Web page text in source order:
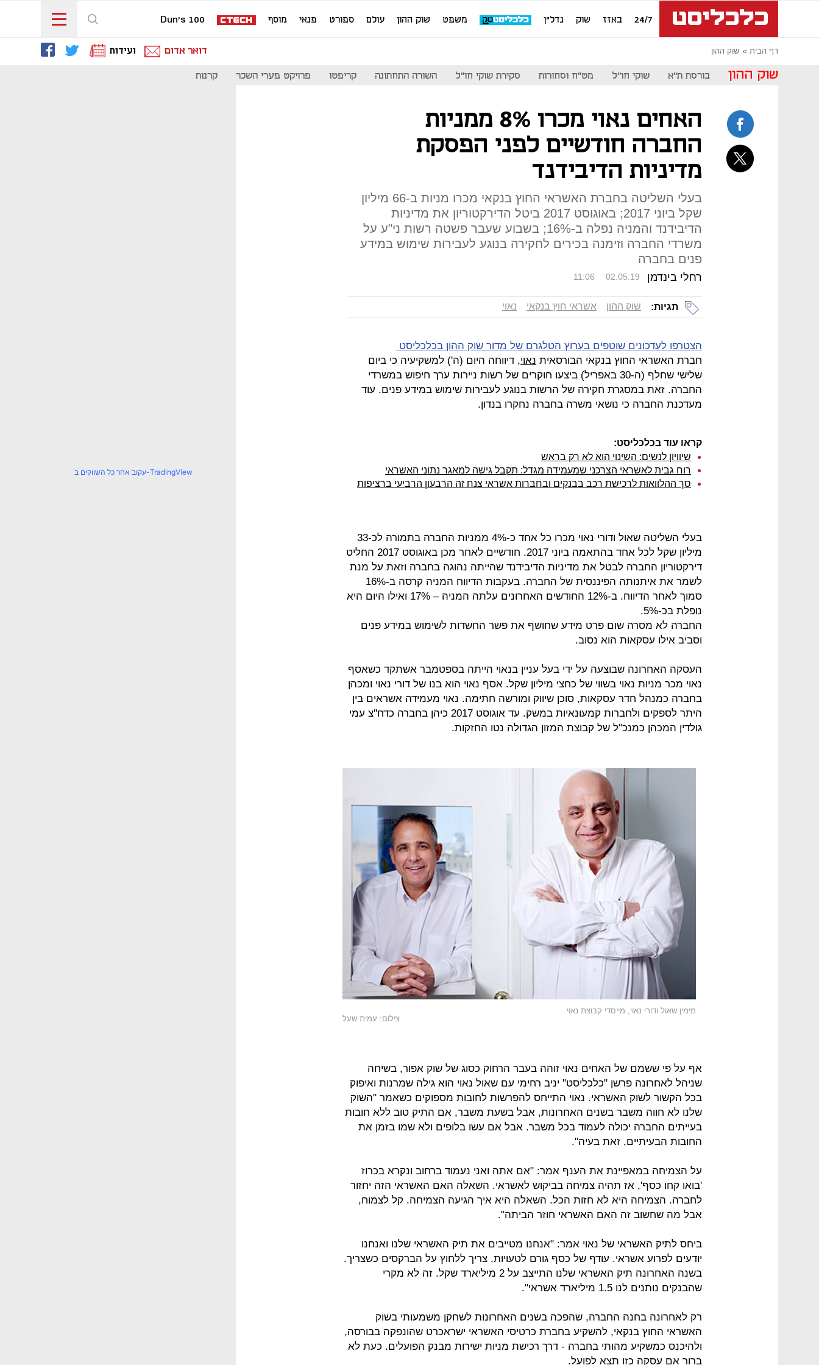
24/7 באזז שוק נדל"ן משפט שוק ההון עולם ספורט פנאי מוסף Dun's 100
דף הבית שוק ההון דואר אדום ועידות
שוק ההון בורסת ת"א שוקי חו"ל מט"ח וסחורות סקירת שוקי חו"ל השורה התחתונה קריפטו פרויקט פערי השכר קרנות
האחים נאוי מכרו 8% ממניות
החברה חודשיים לפני הפסקת
מדיניות הדיבידנד
בעלי השליטה בחברת האשראי החוץ בנקאי מכרו מניות ב-66 מיליון
שקל ביוני 2017; באוגוסט 2017 ביטל הדירקטוריון את מדיניות
הדיבידנד והמניה נפלה ב-16%; בשבוע שעבר פשטה רשות ני"ע על
משרדי החברה וזימנה בכירים לחקירה בנוגע לעבירות שימוש במידע
פנים בחברה
רחלי בינדמן 11:06 02.05.19
תגיות: שוק ההון אשראי חוץ בנקאי נאוי
הצטרפו לעדכונים שוטפים בערוץ הטלגרם של מדור שוק ההון בכלכליסט
חברת האשראי החוץ בנקאי הבורסאית נאוי, דיווחה היום (ה') למשקיעיה כי ביום
שלישי שחלף (ה-30 באפריל) ביצעו חוקרים של רשות ניירות ערך חיפוש במשרדי
החברה. זאת במסגרת חקירה של הרשות בנוגע לעבירות שימוש במידע פנים. עוד
מעדכנת החברה כי נושאי משרה בחברה נחקרו בנדון.
קראו עוד בכלכליסט:
שיוויון לנשים: השינוי הוא לא רק בראש
רוח גבית לאשראי הצרכני שמעמידה מגדל: תקבל גישה למאגר נתוני האשראי
סך ההלוואות לרכישת רכב בבנקים ובחברות אשראי צנח זה הרבעון הרביעי ברציפות
בעלי השליטה שאול ודורי נאוי מכרו כל אחד כ-4% ממניות החברה בתמורה לכ-33
מיליון שקל לכל אחד בהתאמה ביוני 2017. חודשיים לאחר מכן באוגוסט 2017 החליט
דירקטוריון החברה לבטל את מדיניות הדיבידנד שהייתה נהוגה בחברה וזאת על מנת
לשמר את איתנותה הפיננסית של החברה. בעקבות הדיווח המניה קרסה ב-16%
סמוך לאחר הדיווח. ב-12% החודשים האחרונים עלתה המניה – 17% ואילו היום היא
נופלת בכ-5%.
החברה לא מסרה שום פרט מידע שחושף את פשר החשדות לשימוש במידע פנים
וסביב אילו עסקאות הוא נסוב.
העסקה האחרונה שבוצעה על ידי בעל עניין בנאוי הייתה בספטמבר אשתקד כשאסף
נאוי מכר מניות נאוי בשווי של כחצי מיליון שקל. אסף נאוי הוא בנו של דורי נאוי ומכהן
בחברה כמנהל חדר עסקאות, סוכן שיווק ומורשה חתימה. נאוי מעמידה אשראים בין
היתר לספקים ולחברות קמעונאיות במשק. עד אוגוסט 2017 כיהן בחברה כדח"צ עמי
גולדין המכהן כמנכ"ל של קבוצת המזון הגדולה נטו החזקות.
מימין שאול ודורי נאוי, מייסדי קבוצת נאוי
צילום: עמית שעל
אף על פי ששמם של האחים נאוי זוהה בעבר הרחוק כסוג של שוק אפור, בשיחה
שניהל לאחרונה פרשן "כלכליסט" יניב רחימי עם שאול נאוי הוא גילה שמרנות ואיפוק
בכל הקשור לשוק האשראי. נאוי התייחס להפרשות לחובות מספוקים כשאמר "השוק
שלנו לא חווה משבר בשנים האחרונות, אבל בשעת משבר, אם התיק טוב ללא חובות
בעייתים החברה יכולה לעמוד בכל משבר. אבל אם עשו בלופים ולא שמו בזמן את
החובות הבעיתיים, זאת בעיה".
על הצמיחה במאפיינת את הענף אמר: "אם אתה ואני נעמוד ברחוב ונקרא בכרוז
'בואו קחו כסף', אז תהיה צמיחה בביקוש לאשראי. השאלה האם האשראי הזה יחזור
לחברה. הצמיחה היא לא חזות הכל. השאלה היא איך הגיעה הצמיחה. קל לצמוח,
אבל מה שחשוב זה האם האשראי חוזר הביתה".
ביחס לתיק האשראי של נאוי אמר: "אנחנו מטייבים את תיק האשראי שלנו ואנחנו
יודעים לפרוע אשראי. עודף של כסף גורם לטעויות. צריך ללחוץ על הברקסים כשצריך.
בשנה האחרונה תיק האשראי שלנו התייצב על 2 מיליארד שקל. זה לא מקרי
שהבנקים נותנים לנו 1.5 מיליארד אשראי".
רק לאחרונה בחנה החברה, שהפכה בשנים האחרונות לשחקן משמעותי בשוק
האשראי החוץ בנקאי, להשקיע בחברת כרטיסי האשראי ישראכרט שהונפקה בבורסה,
ולהיכנס כמשקיע מהותי בחברה - דרך רכישת מניות ישירות מבנק הפועלים. כעת לא
ברור אם עסקה כזו תצא לפועל.
עקוב אחר כל השווקים ב-TradingView